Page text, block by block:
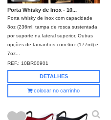
Porta Whisky de Inox - 10...
Porta whisky de inox com capacidade
8oz (236ml, tampa de rosca sustentada
por suporte na lateral superior. Outras
opções de tamanhos com 6oz (177ml) e
7oz...
REF.:10BR00901
DETALHES
colocar no carrinho